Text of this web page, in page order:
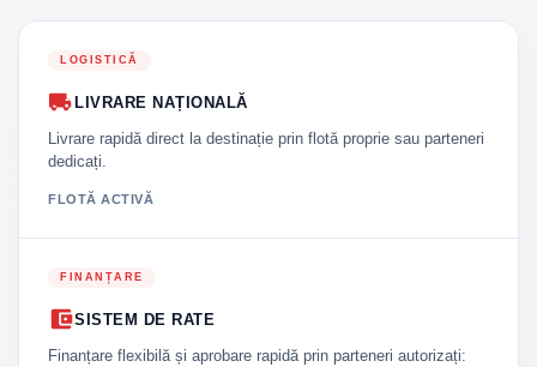
LOGISTICĂ
LIVRARE NAȚIONALĂ
Livrare rapidă direct la destinație prin flotă proprie sau parteneri
dedicați.
FLOTĂ ACTIVĂ
FINANȚARE
SISTEM DE RATE
Finanțare flexibilă și aprobare rapidă prin parteneri autorizați: